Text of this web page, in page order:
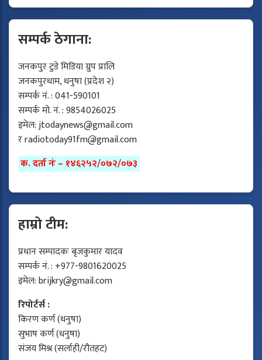
सम्पर्क ठेगाना:
जनकपुर टुडे मिडिया ग्रुप प्रालि
जनकपुरधाम, धनुषा (प्रदेश २)
सम्पर्क नं. : 041-590101
सम्पर्क मो. नं. : 9854026025
इमेल:jtodaynews@gmail.com
रradiotoday91fm@gmail.com
क. दर्ता नंः – १४६२५२/०७२/०७३
हाम्रो टीम:
प्रधान सम्पादकः बृजकुमार यादव
सम्पर्क नं. : +977-9801620025
इमेल:brijkry@gmail.com
रिपोर्टर्स :
किरण कर्ण (धनुषा)
सुभाष कर्ण (धनुषा)
संजय मिश्र (सर्लाही/रौतहट)